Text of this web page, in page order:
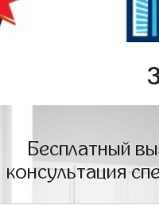
Бесплатный
консультация